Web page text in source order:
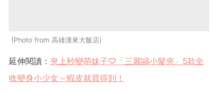
Photo from 高雄漢來大飯店
延伸閱讀： 夾上秒變萌妹子♡「三麗鷗小髮夾」5款全
收變身小少女～蝦皮就買得到！